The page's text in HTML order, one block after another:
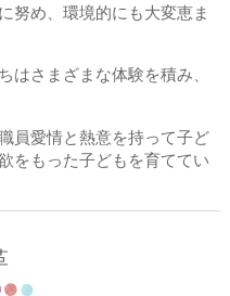
努め、環境的にも大変恵ま
はさまざまな体験を積み、
員愛情と熱意を持って子ど
をもった子どもを育ててい